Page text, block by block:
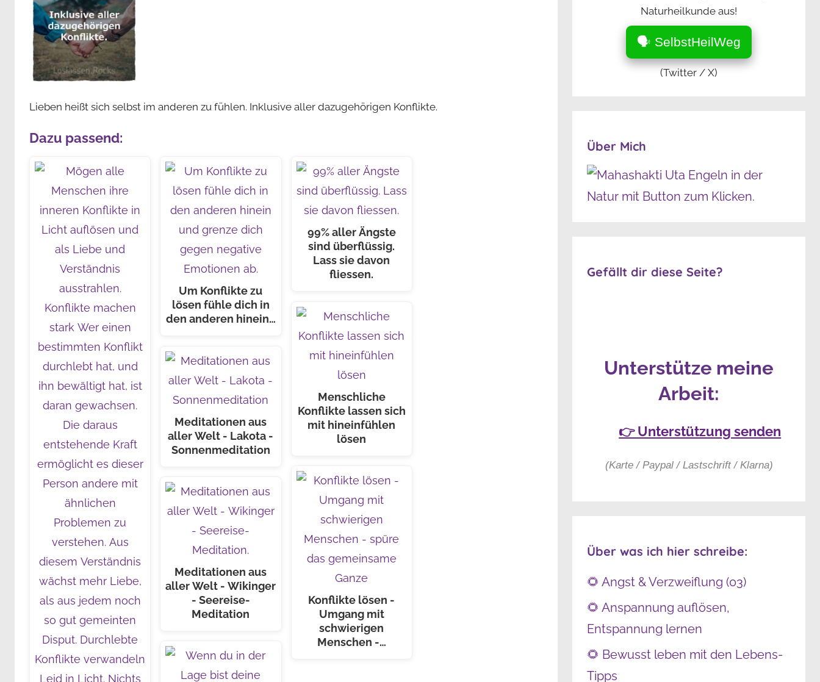
Lieben heißt sich selbst im anderen zu fühlen. Inklusive aller dazugehörigen Konflikte.
Dazu passend:
Um Konflikte zu
lösen fühle dich in
den anderen hinein…
Meditationen aus
aller Welt - Lakota -
Sonnenmeditation
Meditationen aus
aller Welt - Wikinger
- Seereise-
Meditation
99% aller Ängste
sind überflüssig.
Lass sie davon
fliessen.
Menschliche
Konflikte lassen sich
mit hineinfühlen
lösen
Konflikte lösen -
Umgang mit
schwierigen
Menschen -…
Naturheilkunde aus!
🗣️ SelbstHeilWeg
(Twitter / X)
Über Mich
Gefällt dir diese Seite?
Unterstütze meine
Arbeit:
👉 Unterstützung senden
(Karte / Paypal / Lastschrift / Klarna)
Über was ich hier schreibe:
🌻 Angst & Verzweiflung (03)
🌻 Anspannung auflösen,
Entspannung lernen
🌻 Bewusst leben mit den Lebens-
Tipps